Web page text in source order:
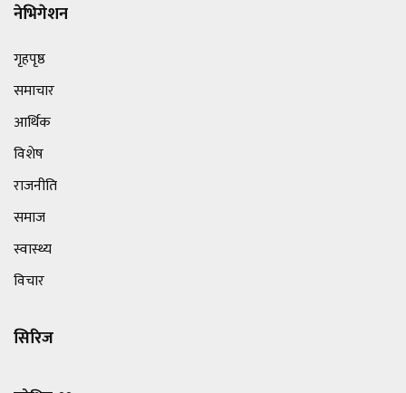
नेभिगेशन
गृहपृष्ठ
समाचार
आर्थिक
विशेष
राजनीति
समाज
स्वास्थ्य
विचार
सिरिज